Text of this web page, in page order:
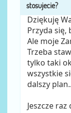
Dziękuję
Przyda się,
Ale moje
Trzeba
tylko taki
wszystkie
dalszy plan..
Jeszcze